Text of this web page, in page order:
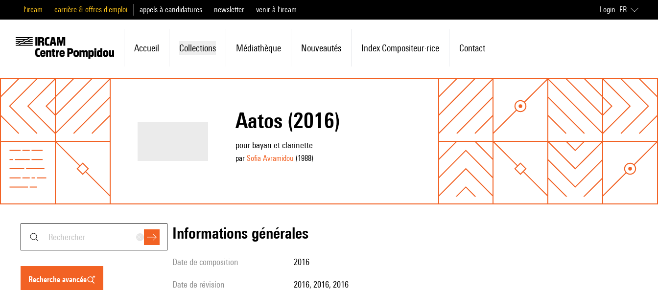
l'ircam carrière & offres d'emploi appels à candidatures newsletter venir à l'ircam Login FR
Accueil Collections Médiathèque Nouveautés Index Compositeur·rice Contact
Aatos (2016)
pour bayan et clarinette
par Sofia Avramidou (1988)
recherche avancée
informations générales
date de composition 2016
date de révision 2016, 2016, 2016